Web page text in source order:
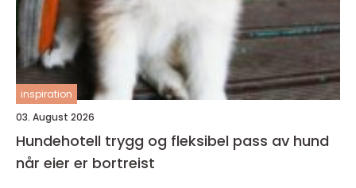
inspiration
03. August 2026
Hundehotell trygg og fleksibel pass av hund
når eier er bortreist